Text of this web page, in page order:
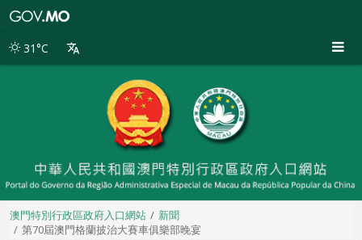
別
31°C
澳門特別行政區政府入口網站
新聞
第70屆澳門格蘭披治大賽車俱樂部晚宴